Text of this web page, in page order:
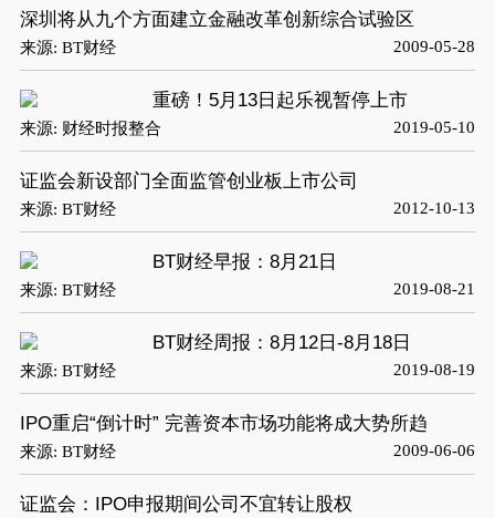
深圳将从九个方面建立金融改革创新综合试验区
来源: BT财经 2009-05-28
重磅！5月13日起乐视暂停上市
来源: 财经时报整合 2019-05-10
证监会新设部门全面监管创业板上市公司
来源: BT财经 2012-10-13
BT财经早报：8月21日
来源: BT财经 2019-08-21
BT财经周报：8月12日-8月18日
来源: BT财经 2019-08-19
IPO重启“倒计时” 完善资本市场功能将成大势所趋
来源: BT财经 2009-06-06
证监会：IPO申报期间公司不宜转让股权